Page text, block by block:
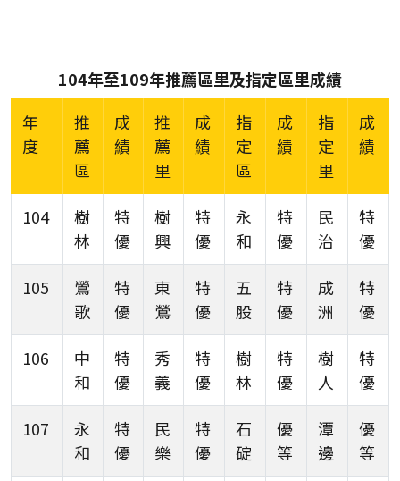
104年至109年推薦區里及指定區里成績
年
度
推
薦
區
成
績
推
薦
里
成
績
指
定
區
成
績
指
定
里
成
績
104
樹
林
特
優
樹
興
特
優
永
和
特
優
民
治
特
優
105
鶯
歌
特
優
東
鶯
特
優
五
股
特
優
成
洲
特
優
106
中
和
特
優
秀
義
特
優
樹
林
特
優
樹
人
特
優
107
永
和
特
優
民
樂
特
優
石
碇
優
等
潭
邊
優
等